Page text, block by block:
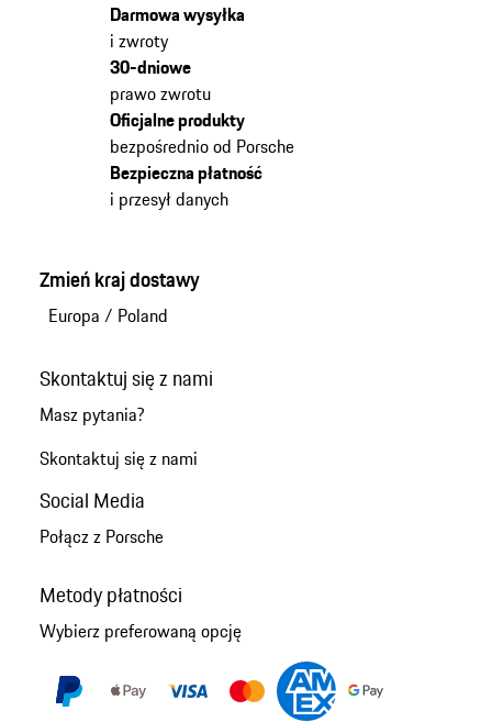
Darmowa wysyłka
i zwroty
30-dniowe
prawo zwrotu
Oficjalne produkty
bezpośrednio od Porsche
Bezpieczna płatność
i przesył danych
Zmień kraj dostawy
Europa / Poland
Skontaktuj się z nami
Masz pytania?
Skontaktuj się z nami
Social Media
Połącz z Porsche
Metody płatności
Wybierz preferowaną opcję